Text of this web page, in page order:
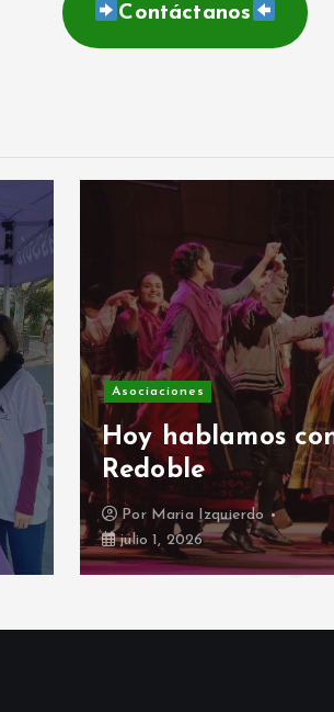
Contáctanos
Asociaciones
Hoy hablamos
Redoble
Por Maria Izquierdo
julio 1, 2026